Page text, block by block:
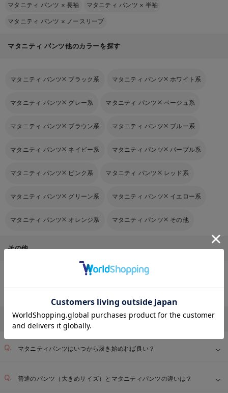
マタニティ パンツ ×長袖 マタニティ パンツ × 半袖
マタニティ パンツ × ノースリーブ
マタニティ パンツ他のカラーを探す
マタニティ パンツ ブラック系 マタニティ パンツ ホワイト系
マタニティ パンツ グレー系 マタニティ パンツ ベージュ系
マタニティ パンツ ブラウン系 マタニティ パンツ ブルー系
マタニティ パンツ ネイビー系 マタニティ パンツ パープル系
マタニティ パンツ ピンク系 マタニティ パンツ レッド系
マタニティ パンツ グリーン系 マタニティ パンツ イエロー系
マタニティ パンツ オレンジ系 マタニティ パンツ その他
その他
授乳服のTOPページはこちら
Q&Aお客様からのよくあるご質問
マタニティパンツはいつから履き始めれば良い？
普通のパンツ（大きめサイズ）とマタニティパンツの違いは？
お気に入り商品を確認する